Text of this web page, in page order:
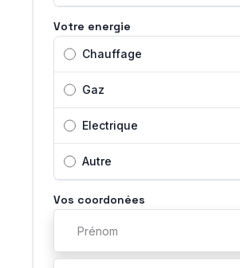
Votre energie
Chauffage
Gaz
Electrique
Autre
Vos coordonées